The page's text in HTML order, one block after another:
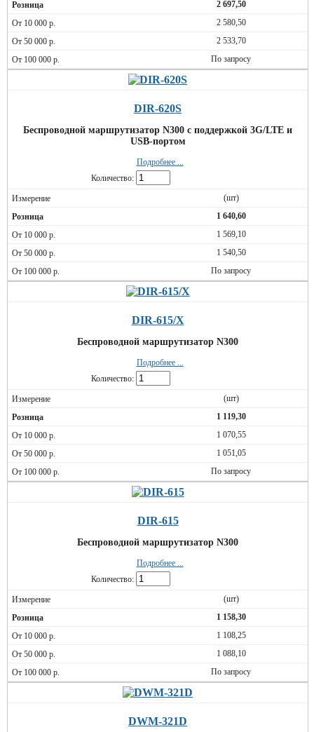
2 697,50
2 580,50
2 533,70
По запросу
DIR-620S
Беспроводной маршрутизатор N300 с поддержкой 3G/LTE и
USB-портом
Подробнее ...
Количество:
(шт)
1 640,60
1 569,10
1 540,50
По запросу
DIR-615/X
Беспроводной маршрутизатор N300
Подробнее ...
Количество:
(шт)
1 119,30
1 070,55
1 051,05
По запросу
DIR-615
Беспроводной маршрутизатор N300
Подробнее ...
Количество:
(шт)
1 158,30
1 108,25
1 088,10
По запросу
DWM-321D